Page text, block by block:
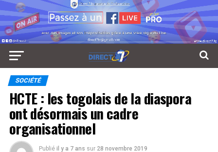
SOCIÉTÉ
HCTE : les togolais de la diaspora
ont désormais un cadre
organisationnel
Publié il y a 7 ans sur 28 novembre 2019